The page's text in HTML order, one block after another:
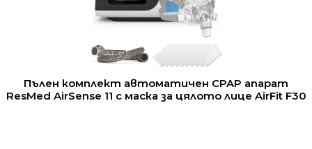
Пълен комплект автоматичен CPAP апарат
ResMed AirSense 11 с маска за цялото лице AirFit F30